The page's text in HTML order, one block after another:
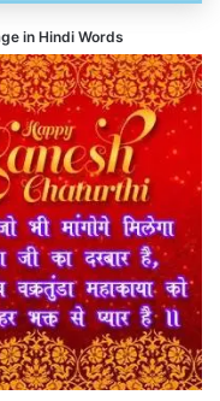
in Hindi Words